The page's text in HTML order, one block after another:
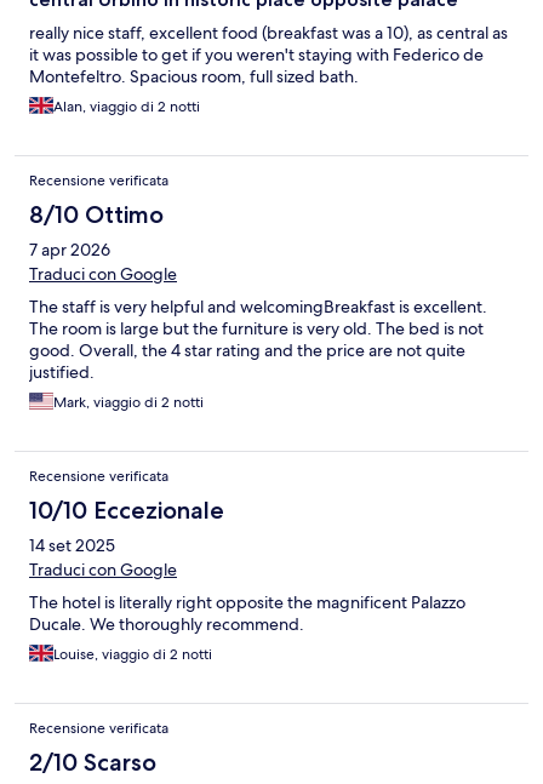
really nice staff, excellent food (breakfast was a 10), as central as
it was possible to get if you weren't staying with Federico de
Montefeltro. Spacious room, full sized bath.
Alan, viaggio di 2 notti
Recensione verificata
8/10 Ottimo
7 apr 2026
Traduci con Google
The staff is very helpful and welcomingBreakfast is excellent.
The room is large but the furniture is very old. The bed is not
good. Overall, the 4 star rating and the price are not quite
justified.
Mark, viaggio di 2 notti
Recensione verificata
10/10 Eccezionale
14 set 2025
Traduci con Google
The hotel is literally right opposite the magnificent Palazzo
Ducale. We thoroughly recommend.
Louise, viaggio di 2 notti
Recensione verificata
2/10 Scarso